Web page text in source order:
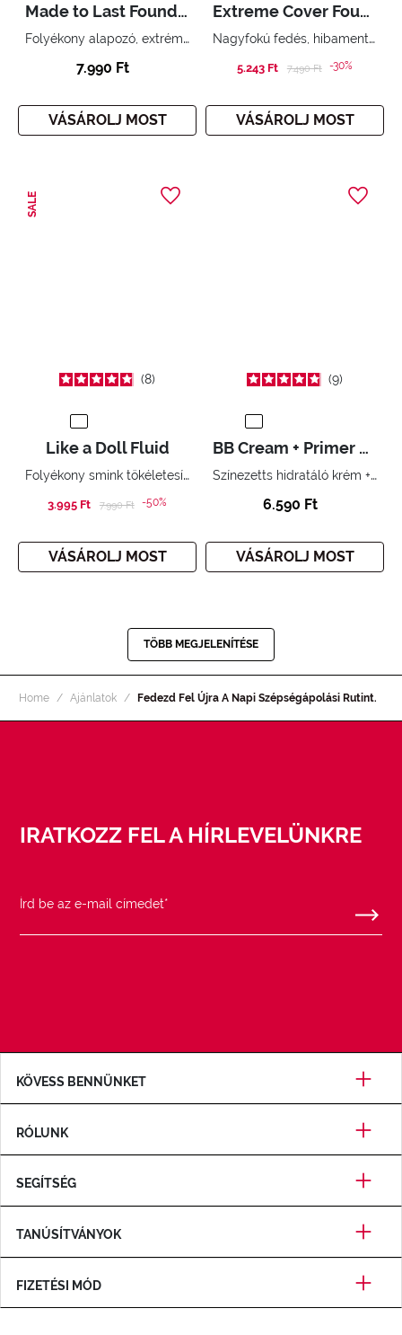
Made to Last Foundation
Folyékony alapozó, extrém tartósság, abszolút komfortérzet
7.990 Ft
VÁSÁROLJ MOST
Extreme Cover Foundation
Nagyfokú fedés, hibamentes bőr.
5.243 Ft Price reduced from
7.490 Ftto-30%
VÁSÁROLJ MOST
SALE
8
Like a Doll Fluid
Folyékony smink tökéletesítő, természetes bőr hatás.
3.995 Ft Price reduced from
7.990 Ftto-50%
VÁSÁROLJ MOST
9
BB Cream + Primer Combination To Oily Skin
Színezetts hidratáló krém + arc primer vegyes és olajos bőrre.
6.590 Ft
VÁSÁROLJ MOST
TÖBB MEGJELENÍTÉSE
Home Ajánlatok Fedezd Fel Újra A Napi Szépségápolási Rutint.
IRATKOZZ FEL A HÍRLEVELÜNKRE
KÖVESS BENNÜNKET
RÓLUNK
SEGÍTSÉG
TANÚSÍTVÁNYOK
FIZETÉSI MÓD